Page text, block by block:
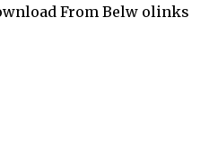
From Belw olinks